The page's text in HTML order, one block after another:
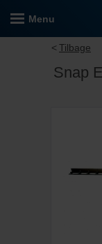
Menu
Tilbage
Snap